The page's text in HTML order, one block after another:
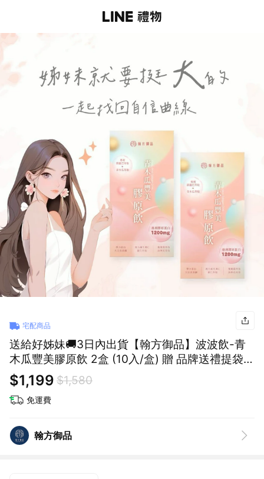
宅配商品
送給好姊妹🚚3日內出貨【翰方御品】波波飲-青
木瓜豐美膠原飲 2盒 (10入/盒) 贈 品牌送禮提袋
女生生日禮物
$1,199 $1,580
免運費
翰方御品